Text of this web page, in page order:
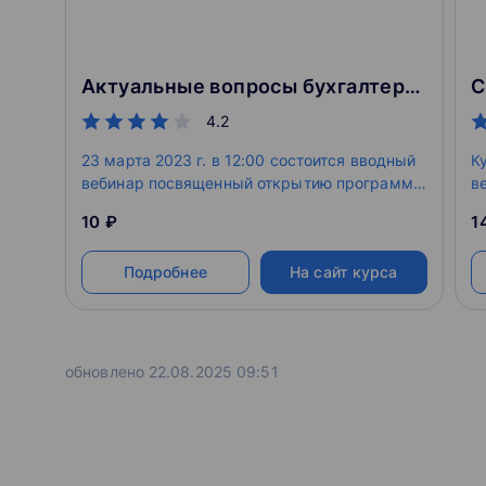
Актуальные вопросы бухгалтерского учета и налогообложения в транспортных компаниях
4.2
23 марта 2023 г. в 12:00 состоится вводный
вебинар посвященный открытию программы
вопросы бухгалтерского учета и
налогообложения в транспортных
компаниях»
10 ₽
Подробнее На сайт курса
обновлено 22.08.2025 09:51